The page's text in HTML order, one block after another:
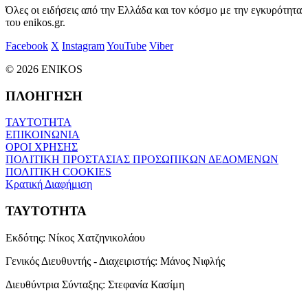
Όλες οι ειδήσεις από την Ελλάδα και τον κόσμο με την εγκυρότητα
του enikos.gr.
Facebook X InstagramYouTube Viber
© 2026 ENIKOS
ΠΛΟΗΓΗΣΗ
ΤΑΥΤΟΤΗΤΑ
ΕΠΙΚΟΙΝΩΝΙΑ
ΟΡΟΙ ΧΡΗΣΗΣ
ΠΟΛΙΤΙΚΗ ΠΡΟΣΤΑΣΙΑΣ ΠΡΟΣΩΠΙΚΩΝ ΔΕΔΟΜΕΝΩΝ
ΠΟΛΙΤΙΚΗ COOKIES
Κρατική Διαφήμιση
ΤΑΥΤΟΤΗΤΑ
Εκδότης: Νίκος Χατζηνικολάου
Γενικός Διευθυντής - Διαχειριστής: Μάνος Νιφλής
Διευθύντρια Σύνταξης: Στεφανία Κασίμη